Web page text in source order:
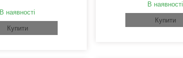
В наявності
Купити
В наявності
Купити